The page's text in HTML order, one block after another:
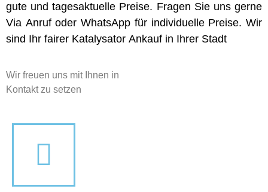
gute und tagesaktuelle Preise. Fragen Sie uns gerne
Via Anruf oder WhatsApp für individuelle Preise. Wir
sind Ihr fairer Katalysator Ankauf in Ihrer Stadt
Wir freuen uns mit Ihnen in
Kontakt zu setzen